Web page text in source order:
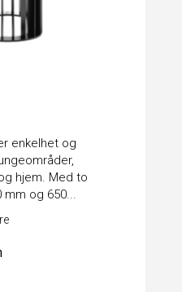
enkelhet og
hjem. Med to
mm og 650...